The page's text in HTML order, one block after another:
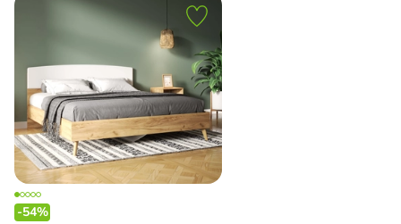
-54%